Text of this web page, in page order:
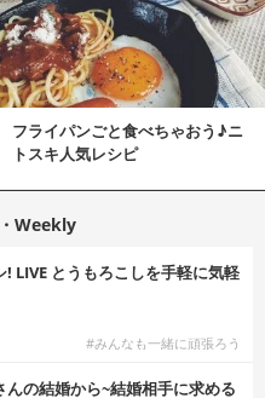
フライパンごと食べちゃおう♪ニ
トスキ人気レシピ
Weekly
! LIVE とうもろこしを手軽に気軽
#みんなも一緒に頑張ろう
んの結婚から~結婚相手に求める